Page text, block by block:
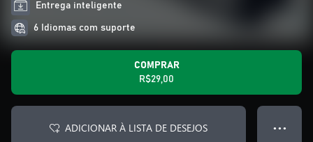
Entrega inteligente
6 Idiomas com suporte
COMPRAR
R$29,00
ADICIONAR À LISTA DE DESEJOS ● ● ●